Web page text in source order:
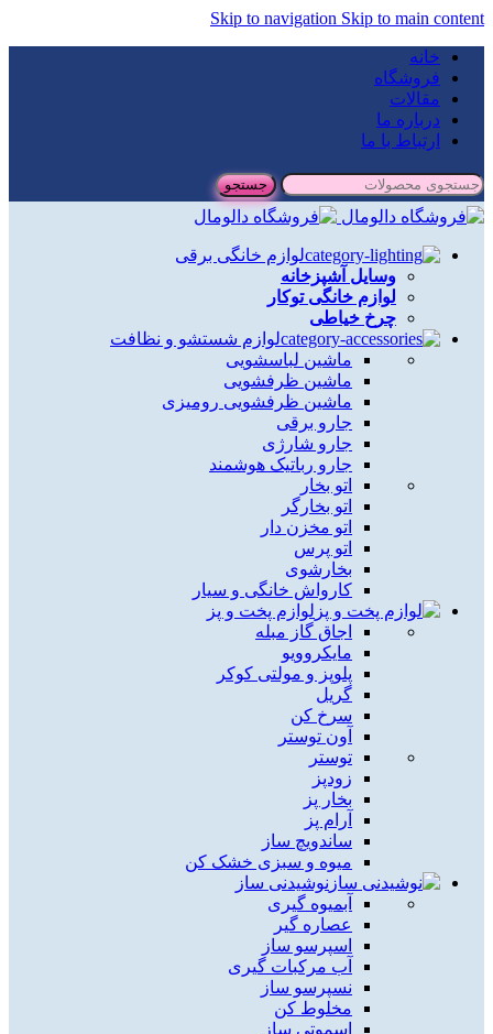
Skip to navigation Skip to main content
خانه
فروشگاه
مقالات
درباره ما
ارتباط با ما
جستجو
لوازم خانگی برقی
وسایل آشپزخانه
لوازم خانگی توکار
چرخ خیاطی
لوازم شستشو و نظافت
ماشین لباسشویی
ماشین ظرفشویی
ماشین ظرفشویی رومیزی
جارو برقی
جارو شارژی
جارو رباتیک هوشمند
اتو بخار
اتو بخارگر
اتو مخزن دار
اتو پرس
بخارشوی
کارواش خانگی و سیار
لوازم پخت و پز
اجاق گاز مبله
مایکروویو
پلوپز و مولتی کوکر
گریل
سرخ کن
آون توستر
توستر
زودپز
بخار پز
آرام پز
ساندویچ ساز
میوه و سبزی خشک کن
نوشیدنی ساز
آبمیوه گیری
عصاره گیر
اسپرسو ساز
آب مرکبات گیری
نسپرسو ساز
مخلوط کن
اسموتی ساز